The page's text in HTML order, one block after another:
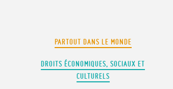
PARTOUT DANS LE MONDE
DROITS ÉCONOMIQUES, SOCIAUX ET
CULTURELS